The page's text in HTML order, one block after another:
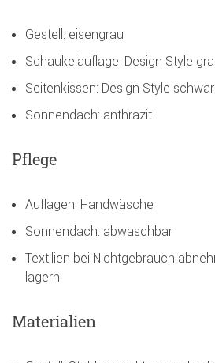
Gestell: eisengrau
Schaukelauflage: Design Style
Seitenkissen: Design Style
Sonnendach: anthrazit
Pflege
Auflagen: Handwäsche
Sonnendach: abwaschbar
Textilien bei Nichtgebrauch
lagern
Materialien